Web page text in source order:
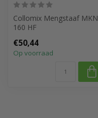
Collomix Mengstaaf MKN
160 HF
€50,44
Op voorraad